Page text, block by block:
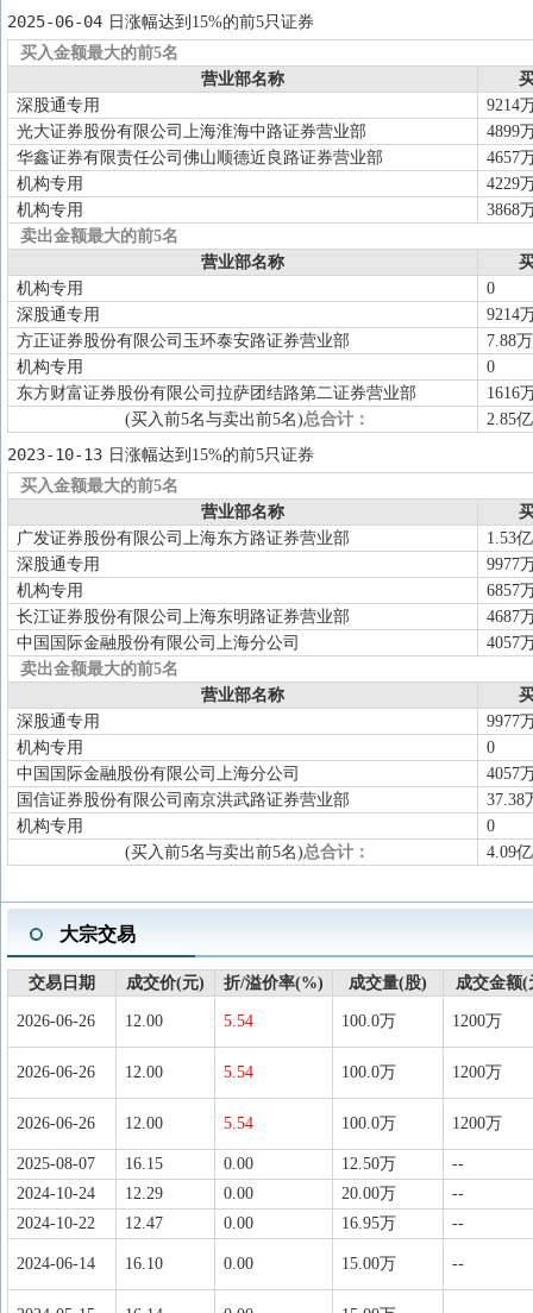
2025-06-04 日涨幅达到15%的前5只证券
买入金额最大的前5名
营业部名称
深股通专用
9214
光大证券股份有限公司上海淮海中路证券营业部
4899
华鑫证券有限责任公司佛山顺德近良路证券营业部
4657
机构专用
4229
机构专用
3868
卖出金额最大的前5名
营业部名称
机构专用
0
深股通专用
9214
方正证券股份有限公司玉环泰安路证券营业部
7.88万
机构专用
0
东方财富证券股份有限公司拉萨团结路第二证券营业部
1616
(买入前5名与卖出前5名)总合计： 2.85亿
2023-10-13 日涨幅达到15%的前5只证券
买入金额最大的前5名
营业部名称
广发证券股份有限公司上海东方路证券营业部
1.53亿
深股通专用
9977
机构专用
6857
长江证券股份有限公司上海东明路证券营业部
4687
中国国际金融股份有限公司上海分公司
4057
卖出金额最大的前5名
营业部名称
深股通专用
9977
机构专用
0
中国国际金融股份有限公司上海分公司
4057
国信证券股份有限公司南京洪武路证券营业部
37.38
机构专用
0
(买入前5名与卖出前5名)总合计： 4.09亿
大宗交易
交易日期 成交价(元) 折/溢价率(%) 成交量(股) 成交金额(
2026-06-26 12.00 5.54 100.0万 1200万
2026-06-26 12.00 5.54 100.0万 1200万
2026-06-26 12.00 5.54 100.0万 1200万
2025-08-07 16.15 0.00 12.50万
--
2024-10-24
12.29 0.00 20.00万
--
2024-10-22
12.47 0.00 16.95万 --
2024-06-14 16.10 0.00 15.00万 --